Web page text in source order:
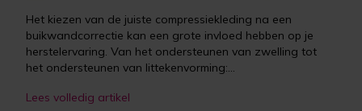
Het kiezen van de juiste compressiekleding na een
buikwandcorrectie kan een grote invloed hebben op je
herstelervaring. Van het ondersteunen van zwelling tot
het ondersteunen van littekenvorming:...
Lees volledig artikel